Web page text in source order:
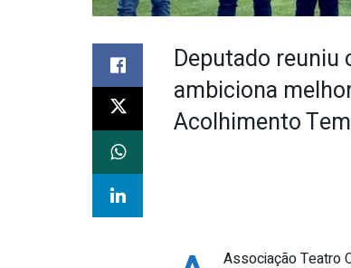
Deputado reuniu
ambiciona
Acolhimento
Associação Teatro